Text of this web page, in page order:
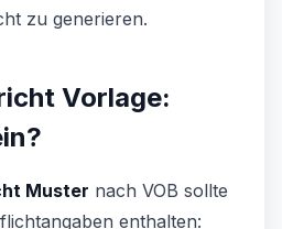
zu generieren.
Vorlage:
Muster nach VOB sollte
enthalten: